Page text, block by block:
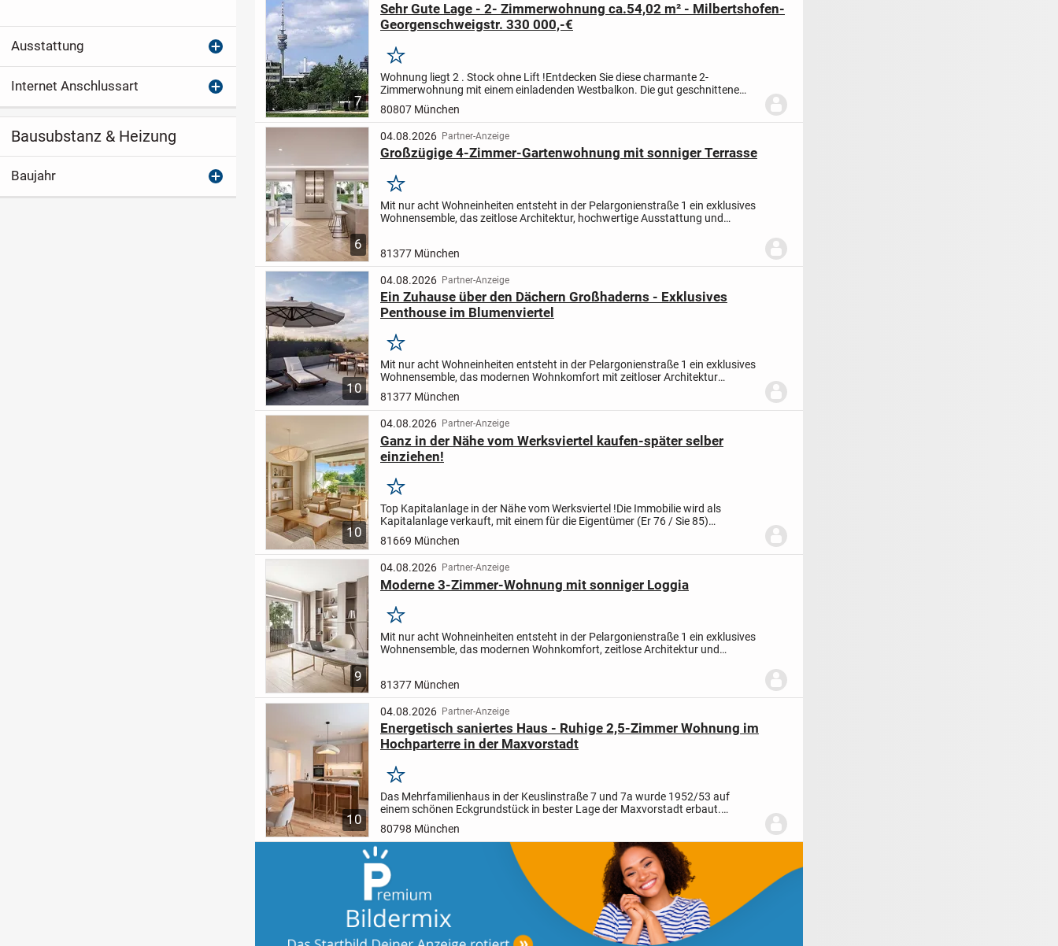
7
Sehr Gute Lage - 2- Zimmerwohnung ca.54,02 m² - Milbertshofen-
Georgenschweigstr. 330 000,-€
Merken
Wohnung liegt 2 . Stock ohne Lift !Entdecken Sie diese charmante 2-
Zimmerwohnung mit einem einladenden Westbalkon. Die gut geschnittene
Wohnung im lebhaften Stadtteil bietet eine moderne Einbauküche...
80807 München
6
04.08.2026 Partner-Anzeige
Großzügige 4-Zimmer-Gartenwohnung mit sonniger Terrasse
Merken
Mit nur acht Wohneinheiten entsteht in der Pelargonienstraße 1 ein exklusives
Wohnensemble, das zeitlose Architektur, hochwertige Ausstattung und
81377 München
10
04.08.2026 Partner-Anzeige
Ein Zuhause über den Dächern Großhaderns - Exklusives
Penthouse im Blumenviertel
Merken
Mit nur acht Wohneinheiten entsteht in der Pelargonienstraße 1 ein exklusives
Wohnensemble, das modernen Wohnkomfort mit zeitloser Architektur
verbindet. Dieses außergewöhnliche Penthouse überzeugt...
81377 München
10
04.08.2026 Partner-Anzeige
Ganz in der Nähe vom Werksviertel kaufen-später selber
einziehen!
Merken
Top Kapitalanlage in der Nähe vom Werksviertel !Die Immobilie wird als
Kapitalanlage verkauft, mit einem für die Eigentümer (Er 76 / Sie 85)
eingetragen lebenslangem Wohnungsrecht. Dadurch erwerben...
81669 München
9
04.08.2026 Partner-Anzeige
Moderne 3-Zimmer-Wohnung mit sonniger Loggia
Merken
Mit nur acht Wohneinheiten entsteht in der Pelargonienstraße 1 ein exklusives
Wohnensemble, das modernen Wohnkomfort, zeitlose Architektur und
81377 München
10
04.08.2026 Partner-Anzeige
Energetisch saniertes Haus - Ruhige 2,5-Zimmer Wohnung im
Hochparterre in der Maxvorstadt
Merken
Das Mehrfamilienhaus in der Keuslinstraße 7 und 7a wurde 1952/53 auf
einem schönen Eckgrundstück in bester Lage der Maxvorstadt erbaut.
Ursprünglich verfügte das Gebäude neben EG und UG über vier...
80798 München
Ausstattung
Internet Anschlussart
Bausubstanz & Heizung
Baujahr